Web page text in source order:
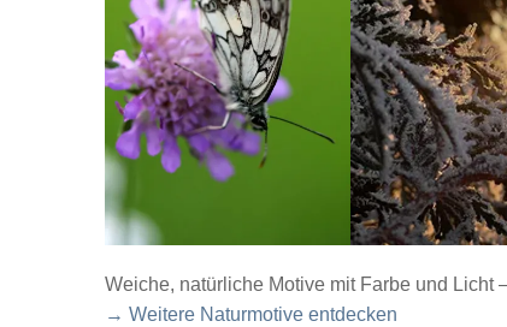
Weiche, natürliche Motive mit Farbe und Licht
→ Weitere Naturmotive entdecken